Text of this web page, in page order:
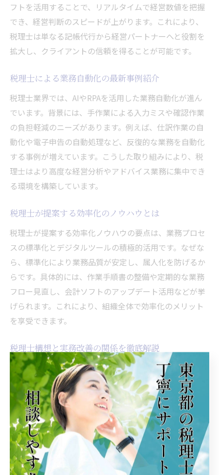
フトを活用することで、リアルタイムで経営数値を把握
でき、経営判断のスピードが上がります。これにより、
税理士は単なる記帳代行から経営パートナーへと役割を
拡大し、クライアントの信頼を得ることが可能です。
税理士による業務自動化の最新事例紹介
税理士業界では、AIやRPAを活用した業務自動化が進ん
でいます。背景には、手作業による入力ミスや確認作業
の負担軽減のニーズがあります。例えば、仕訳作業の自
動化や電子申告の自動処理など、反復的な業務を自動化
する事例が増えています。こうした取り組みにより、税
理士はより高度な経営分析やアドバイス業務に集中でき
る環境を構築しています。
税理士が提案する効率化のノウハウとは
税理士が提案する効率化ノウハウの要点は、業務プロセ
スの標準化とデジタルツールの積極的活用です。なぜな
ら、標準化により業務品質が安定し、属人化を防げるか
らです。具体的には、作業手順書の整備や定期的な業務
フロー見直し、会計ソフトのアップデート活用などが挙
げられます。これにより、組織全体で効率化のメリット
を享受できます。
税理士構想と実務改善の関係を徹底解説
税理士構想は、経営効率化を実現するための実務改善と
密接に関係しています。その理由は、構想に基づき業務
改革に着手することで、事務所の生産性が向上するから
です。たとえば、ペーパーレス化やクラウド会計の導入
は、構想の一環として推進されており、実際の業務改善
に直結しています。これにより、税理士事務所は変化す
る社会に柔軟に対応できます。